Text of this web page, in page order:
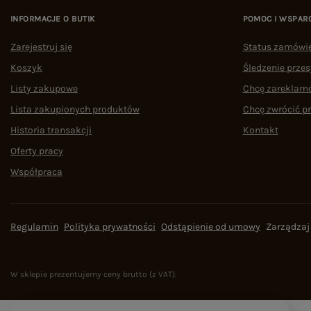
INFORMACJE O BUTIK
Zarejestruj się
Koszyk
Listy zakupowe
Lista zakupionych produktów
Historia transakcji
Oferty pracy
Współpraca
POMOC I
Status
Śledzenie
Chcę
Chcę zwrócić
Kontakt
Regulamin Polityka prywatności Odstąpienie od umowy
W sklepie prezentujemy ceny brutto (z VAT).